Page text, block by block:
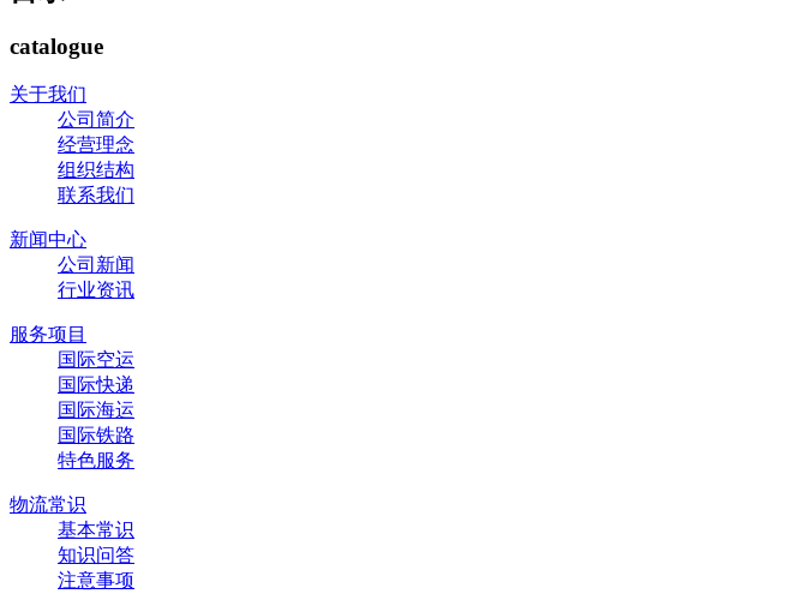
catalogue
关于我们
公司简介
经营理念
组织结构
联系我们
新闻中心
公司新闻
行业资讯
服务项目
国际空运
国际快递
国际海运
国际铁路
特色服务
物流常识
基本常识
知识问答
注意事项